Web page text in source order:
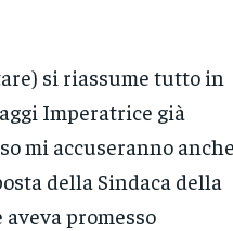
si riassume tutto in
Imperatrice già
mi accuseranno anche
della Sindaca della
promesso